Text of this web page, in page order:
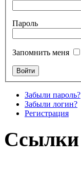
Пароль
Запомнить меня
Забыли пароль?
Забыли логин?
Регистрация
Ссылки